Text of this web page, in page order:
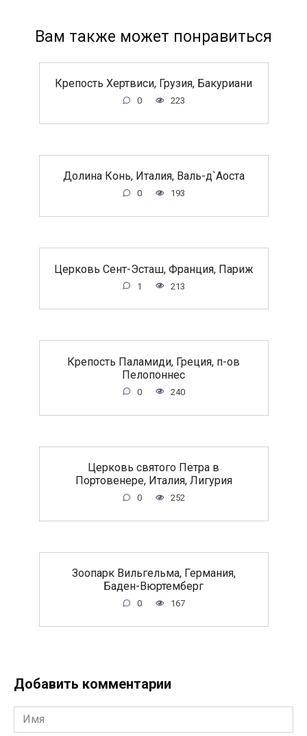
Вам также может понравиться
Крепость Хертвиси, Грузия, Бакуриани
0 223
Долина Конь, Италия, Валь-д`Аоста
0 193
Церковь Сент-Эсташ, Франция, Париж
1 213
Крепость Паламиди, Греция, п-ов
Пелопоннес
0 240
Церковь святого Петра в
Портовенере, Италия, Лигурия
0 252
Зоопарк Вильгельма, Германия,
Баден-Вюртемберг
0 167
Добавить комментарии
Имя
*